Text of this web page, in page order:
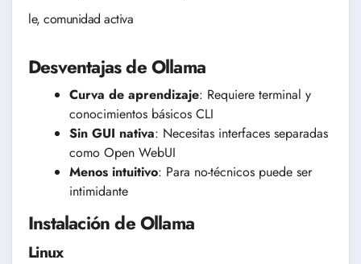
le, comunidad activa
Desventajas de Ollama
Curva de aprendizaje: Requiere terminal y
conocimientos básicos CLI
Sin GUI nativa: Necesitas interfaces separadas
como Open WebUI
Menos intuitivo: Para no-técnicos puede ser
intimidante
Instalación de Ollama
Linux